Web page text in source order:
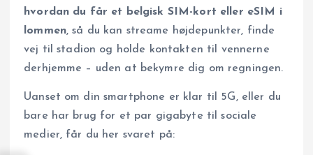
hvordan du får et belgisk SIM-kort eller eSIM i
lommen, så du kan streame højdepunkter, finde
vej til stadion og holde kontakten til vennerne
derhjemme – uden at bekymre dig om regningen.
Uanset om din smartphone er klar til 5G, eller du
bare har brug for et par gigabyte til sociale
medier, får du her svaret på: